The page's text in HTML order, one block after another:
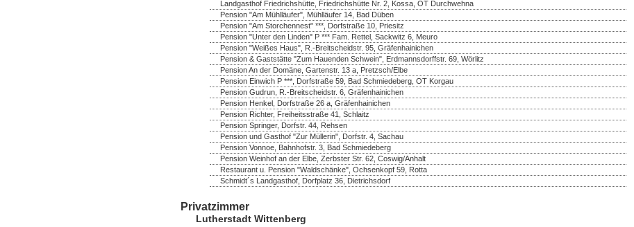
Landgasthof Friedrichshütte, Friedrichshütte Nr. 2, Kossa, OT Durchwehna
Pension "Am Mühlläufer", Mühlläufer 14, Bad Düben
Pension "Am Storchennest" ***, Dorfstraße 10, Priesitz
Pension "Unter den Linden" P *** Fam. Rettel, Sackwitz 6, Meuro
Pension "Weißes Haus", R.-Breitscheidstr. 95, Gräfenhainichen
Pension & Gaststätte "Zum Hauenden Schwein", Erdmannsdorffstr. 69, Wörlitz
Pension An der Domäne, Gartenstr. 13 a, Pretzsch/Elbe
Pension Einwich P ***, Dorfstraße 59, Bad Schmiedeberg, OT Korgau
Pension Gudrun, R.-Breitscheidstr. 6, Gräfenhainichen
Pension Henkel, Dorfstraße 26 a, Gräfenhainichen
Pension Richter, Freiheitsstraße 41, Schlaitz
Pension Springer, Dorfstr. 44, Rehsen
Pension und Gasthof "Zur Müllerin", Dorfstr. 4, Sachau
Pension Vonnoe, Bahnhofstr. 3, Bad Schmiedeberg
Pension Weinhof an der Elbe, Zerbster Str. 62, Coswig/Anhalt
Restaurant u. Pension "Waldschänke", Ochsenkopf 59, Rotta
Schmidt´s Landgasthof, Dorfplatz 36, Dietrichsdorf
Privatzimmer
Lutherstadt Wittenberg